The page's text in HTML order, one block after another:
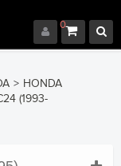
0
> HONDA
(1993-